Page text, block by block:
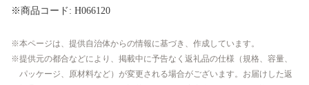
※商品コード: H066120
本ページは、提供自治体からの情報に基づき、作成しています。
提供元の都合などにより、掲載中に予告なく返礼品の仕様（規格、容量、
パッケージ、原材料など）が変更される場合がございます。お届けした返